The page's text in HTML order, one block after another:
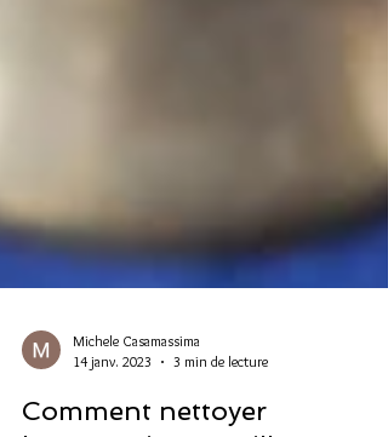
14 janv. 2023
3 min de lecture